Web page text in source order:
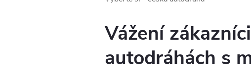
Vážení
autodráhách s